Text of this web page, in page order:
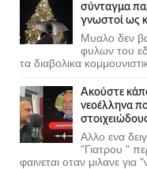
σύνταγμα
γνωστοί ως
Μυαλο δεν
φυλων του
τα διαβολικα
Ακούστε
νεοέλληνα
Αλλο ενα
"Γιατρου "
φαινεται οταν μιλανε για